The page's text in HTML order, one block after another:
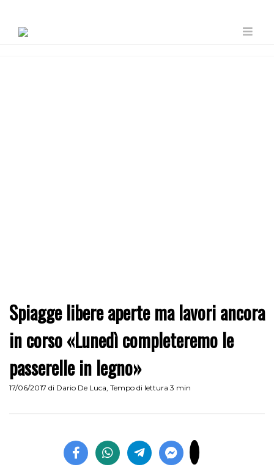
Spiagge libere aperte ma lavori ancora
in corso «Lunedì completeremo le
passerelle in legno»
17/06/2017 di Dario De Luca, Tempo di lettura 3 min